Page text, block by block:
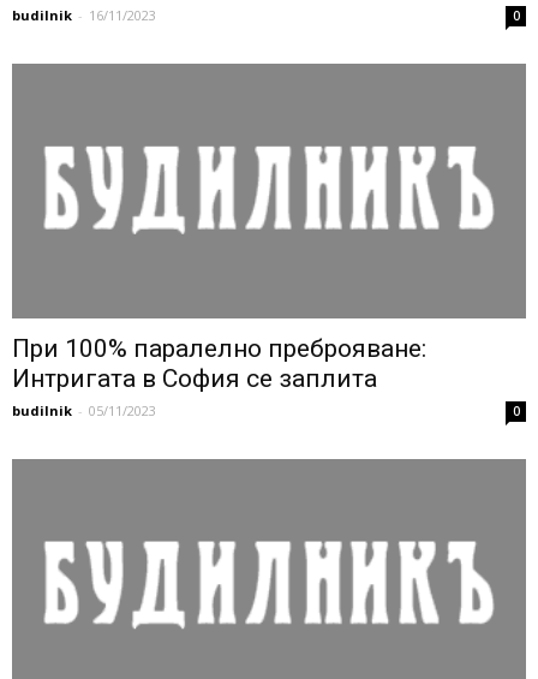
budilnik - 16/11/2023 0
При 100% паралелно преброяване:
Интригата в София се заплита
budilnik - 05/11/2023 0